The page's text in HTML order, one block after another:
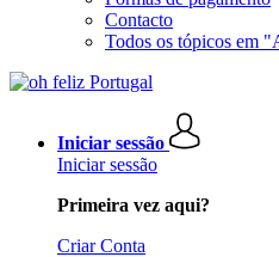
Contacto
Todos os tópicos em
Iniciar sessão
Iniciar sessão
Primeira vez aqui?
Criar Conta